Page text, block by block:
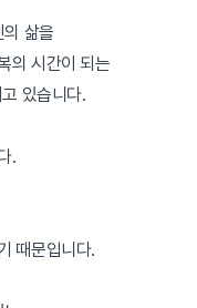
의 삶을
의 시간이 되는
있습니다.
.
때문입니다.